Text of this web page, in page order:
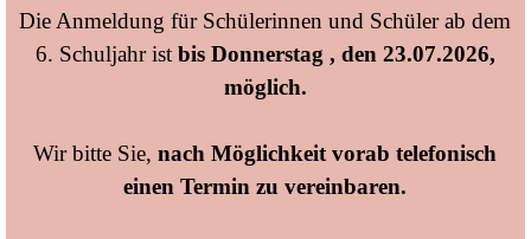
Die Anmeldung für Schülerinnen und Schüler ab dem
6. Schuljahr istbis Donnerstag , den 23.07.2026,
möglich.
Wir bitte Sie,nach Möglichkeit vorab telefonisch
einen Termin zu vereinbaren.